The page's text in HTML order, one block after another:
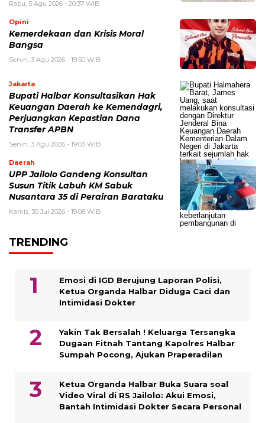
Rabu, 5 Agu 2026 - 20:37 WIB
Opini
Kemerdekaan dan Krisis Moral
Bangsa
Senin, 3 Agu 2026 - 19:50 WIB
Jakarta
Bupati Halbar Konsultasikan Hak
Keuangan Daerah ke Kemendagri,
Perjuangkan Kepastian Dana
Transfer APBN
Senin, 3 Agu 2026 - 19:03 WIB
Daerah
UPP Jailolo Gandeng Konsultan
Susun Titik Labuh KM Sabuk
Nusantara 35 di Perairan Barataku
Kamis, 30 Jul 2026 - 19:08 WIB
TRENDING
Emosi di IGD Berujung Laporan Polisi,
Ketua Organda Halbar Diduga Caci dan
Intimidasi Dokter
Yakin Tak Bersalah ! Keluarga Tersangka
Dugaan Fitnah Tantang Kapolres Halbar
Sumpah Pocong, Ajukan Praperadilan
Ketua Organda Halbar Buka Suara soal
Video Viral di RS Jailolo: Akui Emosi,
Bantah Intimidasi Dokter Secara Personal